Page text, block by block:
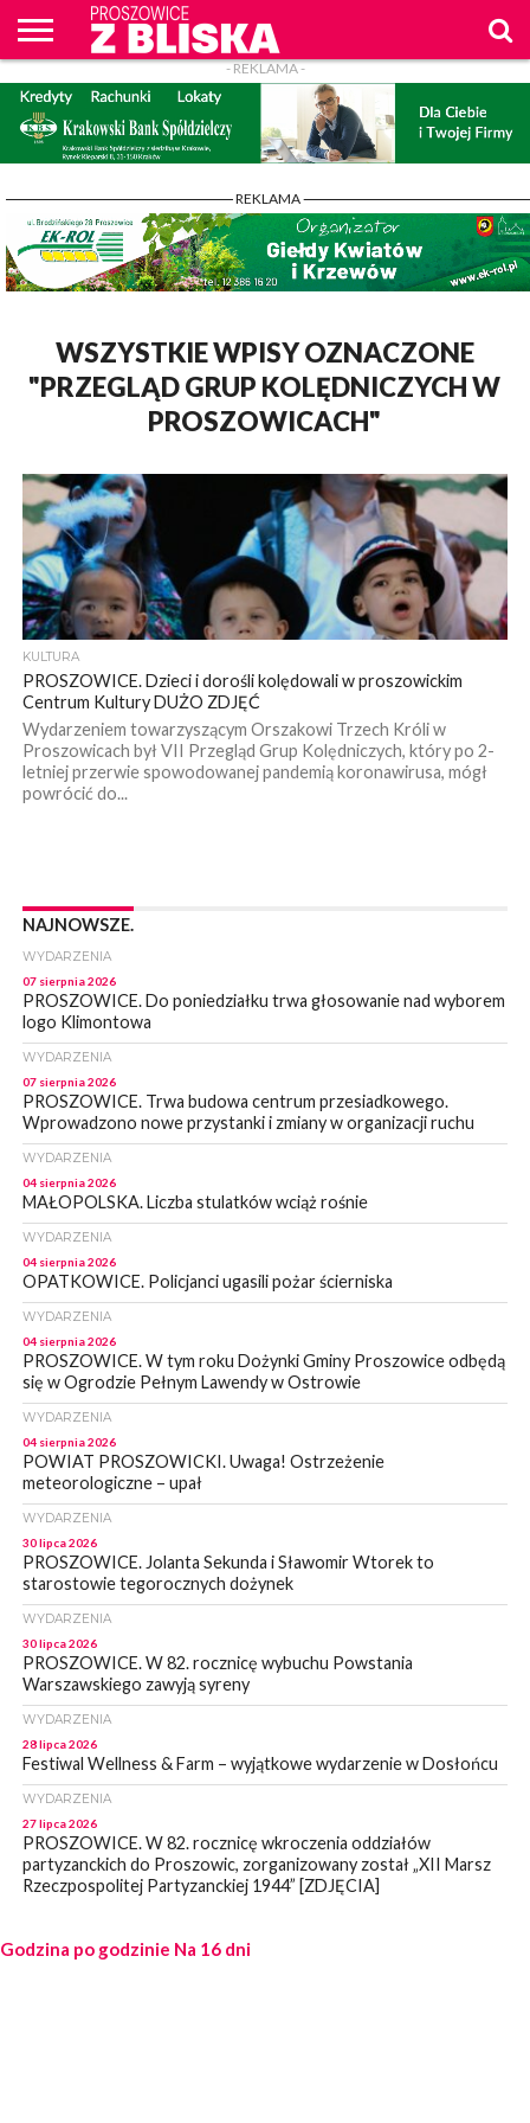
O
NAS
WIADOMOŚCI
ZAPYTAM
WPROST
CENNIK
REKLAM
PROSZOWICE
Z BLISKA
KONTAKT
- REKLAMA -
- REKLAMA -
WSZYSTKIE WPISY OZNACZONE
"PRZEGLĄD GRUP KOLĘDNICZYCH W
PROSZOWICACH"
KULTURA
PROSZOWICE. Dzieci i dorośli kolędowali w proszowickim
Centrum Kultury DUŻO ZDJĘĆ
Wydarzeniem towarzyszącym Orszakowi Trzech Króli w
Proszowicach był VII Przegląd Grup Kolędniczych, który po 2-
letniej przerwie spowodowanej pandemią koronawirusa, mógł
powrócić do...
NAJNOWSZE.
WYDARZENIA
07 sierpnia 2026
PROSZOWICE. Do poniedziałku trwa głosowanie nad wyborem
logo Klimontowa
WYDARZENIA
07 sierpnia 2026
PROSZOWICE. Trwa budowa centrum przesiadkowego.
Wprowadzono nowe przystanki i zmiany w organizacji ruchu
WYDARZENIA
04 sierpnia 2026
MAŁOPOLSKA. Liczba stulatków wciąż rośnie
WYDARZENIA
04 sierpnia 2026
OPATKOWICE. Policjanci ugasili pożar ścierniska
WYDARZENIA
04 sierpnia 2026
PROSZOWICE. W tym roku Dożynki Gminy Proszowice odbędą
się w Ogrodzie Pełnym Lawendy w Ostrowie
WYDARZENIA
04 sierpnia 2026
POWIAT PROSZOWICKI. Uwaga! Ostrzeżenie
meteorologiczne – upał
WYDARZENIA
30 lipca 2026
PROSZOWICE. Jolanta Sekunda i Sławomir Wtorek to
starostowie tegorocznych dożynek
WYDARZENIA
30 lipca 2026
PROSZOWICE. W 82. rocznicę wybuchu Powstania
Warszawskiego zawyją syreny
WYDARZENIA
28 lipca 2026
Festiwal Wellness & Farm – wyjątkowe wydarzenie w Dosłońcu
WYDARZENIA
27 lipca 2026
PROSZOWICE. W 82. rocznicę wkroczenia oddziałów
partyzanckich do Proszowic, zorganizowany został „XII Marsz
Rzeczpospolitej Partyzanckiej 1944” [ZDJĘCIA]
27 lipca 2026
PROSZOWICE. Po burzy uszkodzone słupy enegeryczne.
Godzina po godzinie Na 16 dni